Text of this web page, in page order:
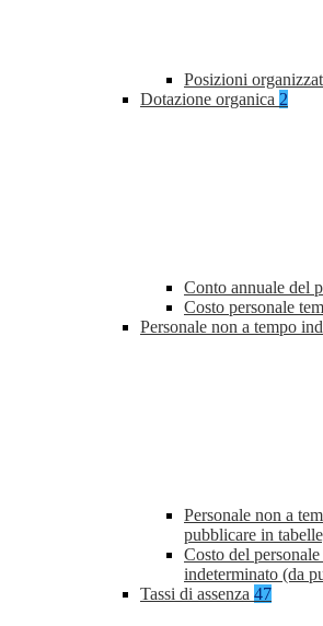
Posizioni
Dotazione organica 2
Conto annuale del
Costo personale
Personale non a tempo
Personale non a
pubblicare in
Costo del
indeterminato (da
Tassi di assenza 47